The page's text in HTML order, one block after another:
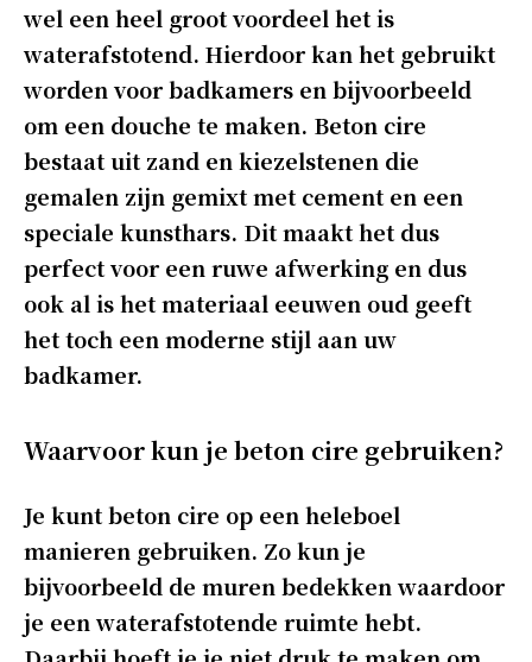
wel een heel groot voordeel het is
waterafstotend. Hierdoor kan het gebruikt
worden voor badkamers en bijvoorbeeld
om een douche te maken. Beton cire
bestaat uit zand en kiezelstenen die
gemalen zijn gemixt met cement en een
speciale kunsthars. Dit maakt het dus
perfect voor een ruwe afwerking en dus
ook al is het materiaal eeuwen oud geeft
het toch een moderne stijl aan uw
badkamer.
Waarvoor kun je beton cire gebruiken?
Je kunt beton cire op een heleboel
manieren gebruiken. Zo kun je
bijvoorbeeld de muren bedekken waardoor
je een waterafstotende ruimte hebt.